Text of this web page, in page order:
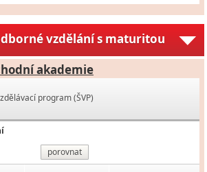
vzdělání s maturitou
akademie
program (ŠVP)
porovnat